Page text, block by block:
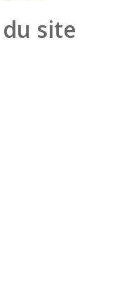
site